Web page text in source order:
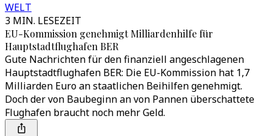
WELT
3 MIN. LESEZEIT
EU-Kommission genehmigt Milliardenhilfe für
Hauptstadtflughafen BER
Gute Nachrichten für den finanziell angeschlagenen
Hauptstadtflughafen BER: Die EU-Kommission hat 1,7
Milliarden Euro an staatlichen Beihilfen genehmigt.
Doch der von Baubeginn an von Pannen überschattete
Flughafen braucht noch mehr Geld.